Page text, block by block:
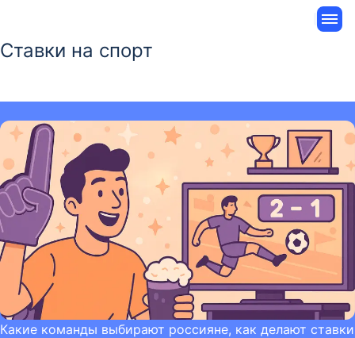
Ставки на спорт
Какие команды выбирают россияне, как делают ставки